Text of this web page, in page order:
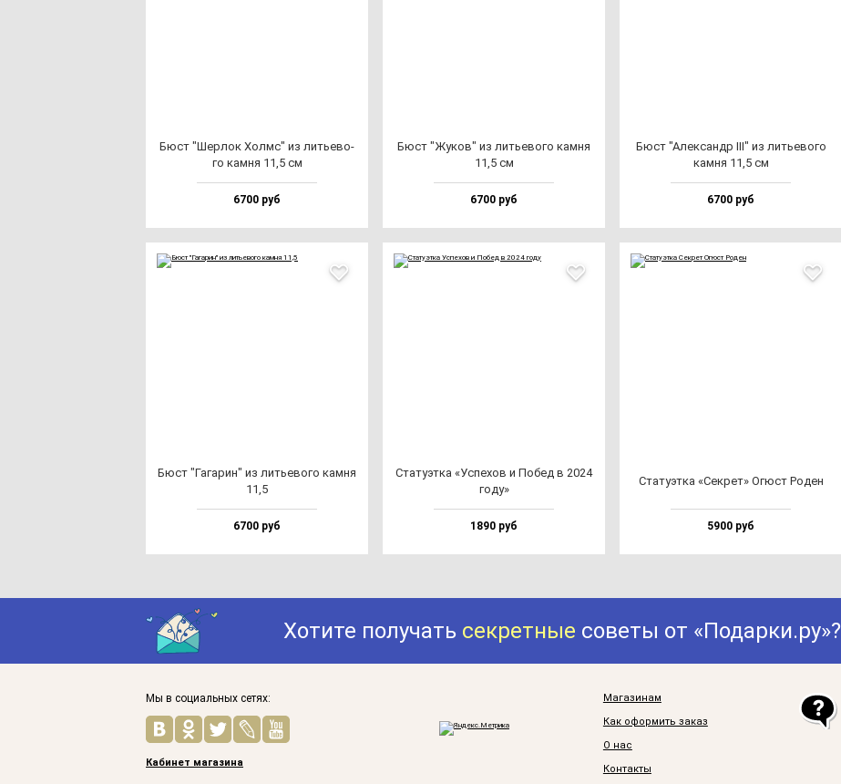
Бюст "Шер­лок Холмс" из лить­ево­
го кам­ня 11,5 см
6700 руб
Бюст "Жуков" из лить­ево­го кам­ня
11,5 см
6700 руб
Бюст "Алек­сандр III" из лить­ево­го
кам­ня 11,5 см
6700 руб
Бюст "Гага­рин" из лить­ево­го кам­ня
11,5
6700 руб
Ста­ту­эт­ка «Успе­хов и Побед в 2024
го­ду»
1890 руб
Ста­ту­эт­ка «Сек­рет» Огюст Роден
5900 руб
Хотите получать секретные советы от «Подарки.ру»?
Мы в социальных сетях:
Кабинет магазина
Магазинам
Как оформить заказ
О нас
Контакты